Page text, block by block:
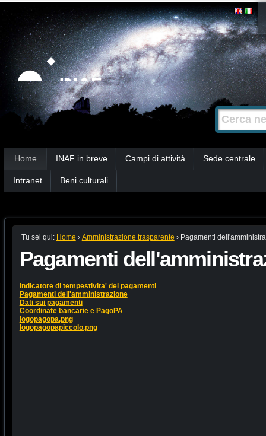
Strumenti
personali
Salta
contenuti.
|
Salta
alla
navigazione
Cerca nel
Ricerca
avanzata…
Home INAF in breve Campi di attività Sede centrale
Intranet Beni culturali
Tu sei qui: Home › Amministrazione trasparente › Pagamenti
Pagamenti
Indicatore di tempestivita' dei pagamenti
Pagamenti dell'amministrazione
Dati sui pagamenti
Coordinate bancarie e PagoPA
logopagopa.png
logopagopapiccolo.png